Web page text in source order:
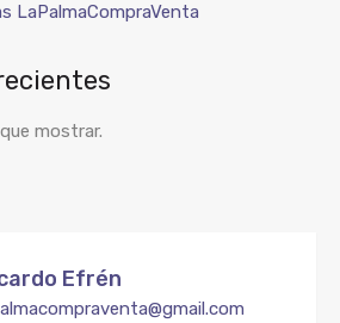
LaPalmaCompraVenta
mostrar.
Efrén